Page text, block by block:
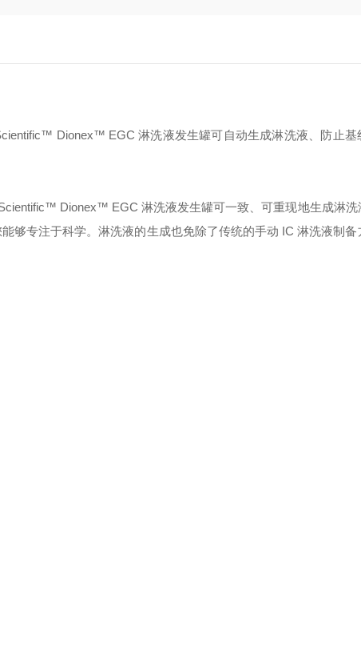
Dionex™ EGC 淋洗液发生罐可自动生成淋洗液、防止基
Dionex™ EGC 淋洗液发生罐可一致、可重现地生成淋洗
够专注于科学。淋洗液的生成也免除了传统的手动 IC 淋洗液制备